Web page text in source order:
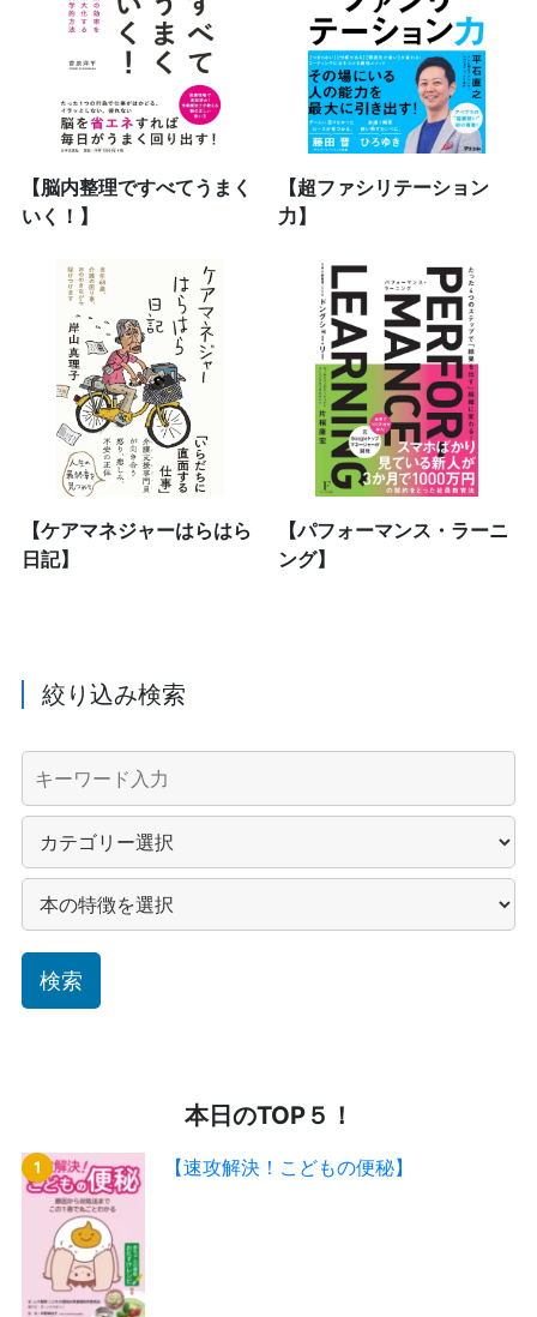
【脳内整理ですべてうまく
いく！】
【超ファシリテーション
力】
【ケアマネジャーはらはら
日記】
【パフォーマンス・ラーニ
ング】
絞り込み検索
本日のTOP５！
【速攻解決！こどもの便秘】